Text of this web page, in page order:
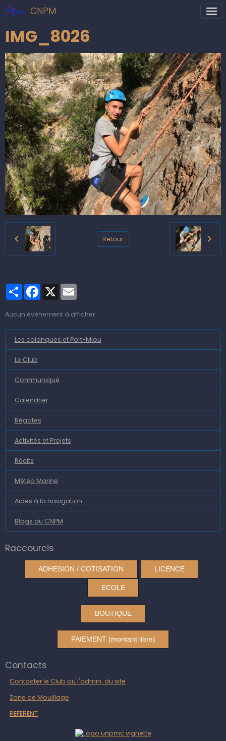
CNPM
IMG_8026
Retour
PartagerFacebook
X
Aucun évènement à afficher.
Les calanques et Port-Miou
Le Club
Communiqué
Calendrier
Régates
Activités et Projets
Récits
Météo Marine
Aides à la navigation
Blogs du CNPM
Raccourcis
ADHESION / COTISATION LICENCE
ECOLE
BOUTIQUE
PAIEMENT (montant libre)
Contacts
Contacter le Club ou l'admin. du site
Zone de Mouillage
REFERENT